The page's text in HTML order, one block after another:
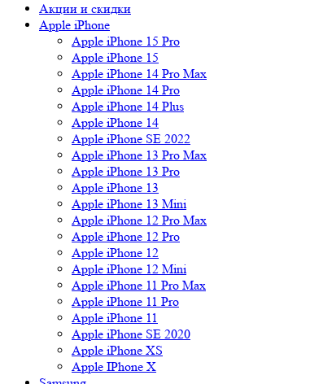
Акции и скидки
Apple iPhone
Apple iPhone 15 Pro
Apple iPhone 15
Apple iPhone 14 Pro Max
Apple iPhone 14 Pro
Apple iPhone 14 Plus
Apple iPhone 14
Apple iPhone SE 2022
Apple iPhone 13 Pro Max
Apple iPhone 13 Pro
Apple iPhone 13
Apple iPhone 13 Mini
Apple iPhone 12 Pro Max
Apple iPhone 12 Pro
Apple iPhone 12
Apple iPhone 12 Mini
Apple iPhone 11 Pro Max
Apple iPhone 11 Pro
Apple iPhone 11
Apple iPhone SE 2020
Apple iPhone XS
Apple IPhone X